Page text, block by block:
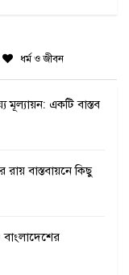
ধর্ম ও জীবন
মূল্যায়ন: একটি বাস্তব
বাস্তবায়নে কিছু
বাংলাদেশের